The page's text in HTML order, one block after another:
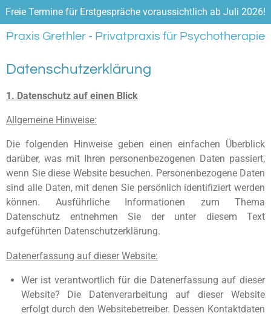
Zum
Hauptinhalt
springen
Praxis Grethler - Privatpraxis für Psychotherapie
Freie Termine für Erstgespräche voraussichtlich ab Juli 2026!
Datenschutzerklärung
1. Datenschutz auf einen Blick
Allgemeine Hinweise:
Die folgenden Hinweise geben einen einfachen Überblick
darüber, was mit Ihren personenbezogenen Daten passiert,
wenn Sie diese Website besuchen. Personenbezogene Daten
sind alle Daten, mit denen Sie persönlich identifiziert werden
können. Ausführliche Informationen zum Thema
Datenschutz entnehmen Sie der unter diesem Text
aufgeführten Datenschutzerklärung.
Datenerfassung auf dieser Website:
Wer ist verantwortlich für die Datenerfassung auf dieser
Website? Die Datenverarbeitung auf dieser Website
erfolgt durch den Websitebetreiber. Dessen Kontaktdaten